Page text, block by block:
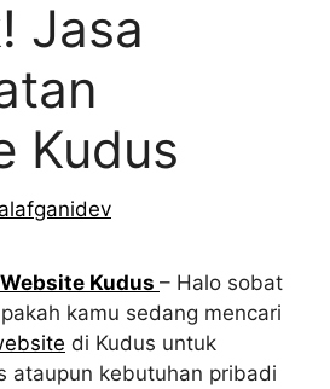
Jasa
Kudus
alafganidev
Kudus – Halo sobat
kamu sedang mencari
di Kudus untuk
ataupun kebutuhan pribadi